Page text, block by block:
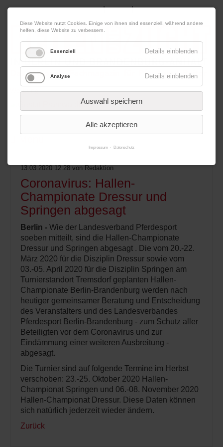
07. August 2026 Impressum|Kontakt|Datenschutz
Werbung
13.03.2020 12:28 von Redaktion
Coronavirus: Hallen-
Championate Dressur und
Springen abgesagt
Berlin - Wie der Landesverband Pferdesport
soeben mitteilt, sind die Hallen-Championate
Dressur und Springen abgesagt . Die vom 20.-22.
März 2020 für die Disziplin Dressur sowie vom
03.-05. April 2020 für die Disziplin Springen am
Turnierstandort Tremsdorf geplanten Hallen-
Championate Berlin-Brandenburg werden nach
heutiger gemeinsamer Beratung und Entscheidung
des Veranstalters und des Landesverbandes
Pferdesport Berlin-Brandenburg - zum Schutz aller
Beteiligten vor dem Coronavirus und zur
Eindämmung einer weiteren Ausbreitung -
abgesagt.
Die Turnier sind auf folgende Termine im Herbst
verschoben: 23.-25. Oktober 2020 Hallen-
Championat Springen und 06.-08. November 2020
Hallen-Championat Dressur. Diese Daten können
sich natürlich jederzeit wieder ändern.
Zurück
Diese Website nutzt Cookies. Einige von ihnen sind essenziell, während andere
helfen, diese Website zu verbessern.
Essenziell Details einblenden
Analyse Details einblenden
Auswahl speichern
Alle akzeptieren
Impressum Datenschutz